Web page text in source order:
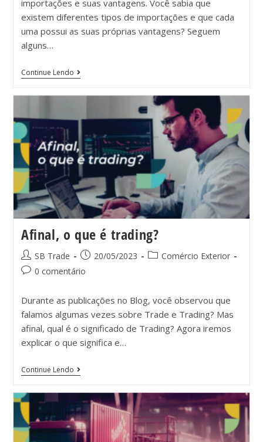
importações e suas vantagens. Você sabia que
existem diferentes tipos de importações e que cada
uma possui as suas próprias vantagens? Seguem
alguns…
Continue Lendo
Afinal, o que é trading?
SB Trade 20/05/2023
Comércio Exterior
0 comentário
Durante as publicações no Blog, você observou que
falamos algumas vezes sobre Trade e Trading? Mas
afinal, qual é o significado de Trading? Agora iremos
explicar o que significa e…
Continue Lendo